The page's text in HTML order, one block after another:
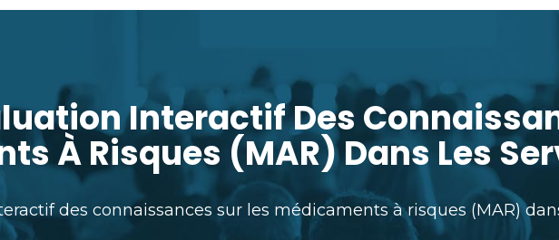
Interactif Des
À Risques (MAR) Dans Les
des connaissances sur les médicaments à risques (MAR)